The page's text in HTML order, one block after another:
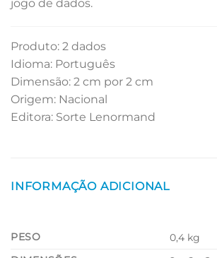
jogo de dados.
Produto: 2 dados
Idioma: Português
Dimensão: 2 cm por 2 cm
Origem: Nacional
Editora: Sorte Lenormand
INFORMAÇÃO ADICIONAL
PESO
0,4 kg